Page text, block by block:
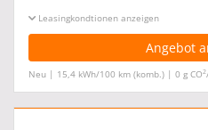
Leasingkonditionen ein-/ausblenden
Angebot
Neu | 15,4 kWh/100 km (komb.) | 0 g CO2